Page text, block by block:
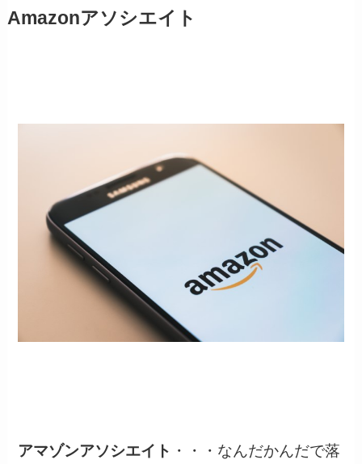
Amazonアソシエイト
アマゾンアソシエイト ・・・なんだかんだで落